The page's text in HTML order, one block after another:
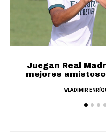
Juegan Real
mejores
WLADIMIR